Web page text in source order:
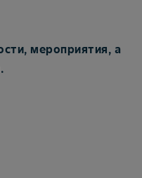
мероприятия, а